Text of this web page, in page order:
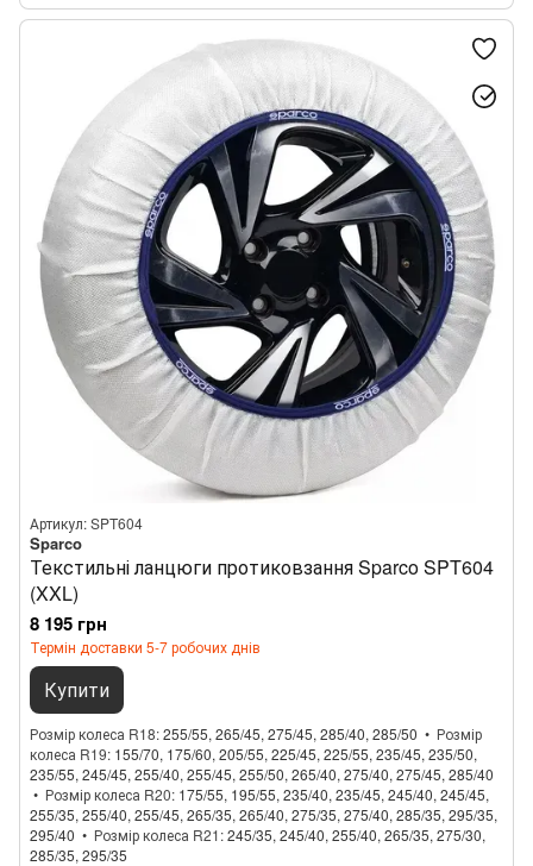
Артикул: SPT604
Sparco
Текстильні ланцюги протиковзання Sparco SPT604
(XXL)
8 195 грн
Термін доставки 5-7 робочих днів
Купити
Розмір колеса R18 255/55, 265/45, 275/45, 285/40, 285/50
Розмір
колеса R19 155/70, 175/60, 205/55, 225/45, 225/55, 235/45, 235/50,
235/55, 245/45, 255/40, 255/45, 255/50, 265/40, 275/40, 275/45, 285/40
Розмір колеса R20 175/55, 195/55, 235/40, 235/45, 245/40, 245/45,
255/35, 255/40, 255/45, 265/35, 265/40, 275/35, 275/40, 285/35, 295/35,
295/40
Розмір колеса R21 245/35, 245/40, 255/40, 265/35, 275/30,
285/35, 295/35